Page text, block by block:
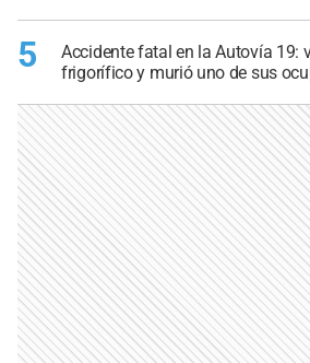
5
Accidente fatal en la Autovía 19:
frigorífico y murió uno de sus